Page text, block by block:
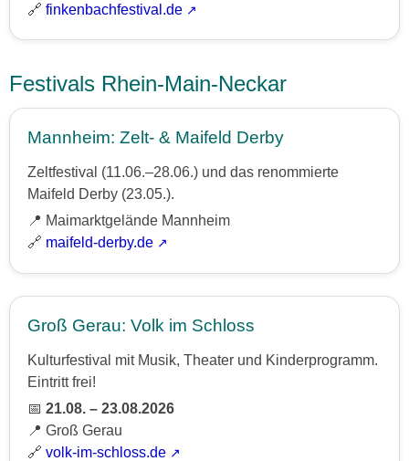
🔗finkenbachfestival.de
Festivals Rhein-Main-Neckar
Mannheim: Zelt- & Maifeld Derby
Zeltfestival (11.06.–28.06.) und das renommierte
Maifeld Derby (23.05.).
📍 Maimarktgelände Mannheim
🔗 maifeld-derby.de
Groß Gerau: Volk im Schloss
Kulturfestival mit Musik, Theater und Kinderprogramm.
Eintritt frei!
📅21.08. – 23.08.2026
📍 Groß Gerau
🔗volk-im-schloss.de